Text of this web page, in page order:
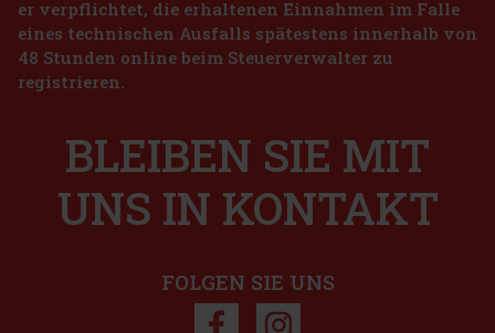
er verpflichtet, die erhaltenen Einnahmen im Falle
eines technischen Ausfalls spätestens innerhalb von
48 Stunden online beim Steuerverwalter zu
registrieren.
BLEIBEN SIE MIT
UNS IN KONTAKT
FOLGEN SIE UNS